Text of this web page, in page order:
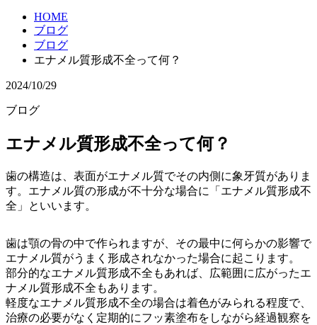
HOME
ブログ
ブログ
エナメル質形成不全って何？
2024/10/29
ブログ
エナメル質形成不全って何？
歯の構造は、表面がエナメル質でその内側に象牙質がありま
す。エナメル質の形成が不十分な場合に「エナメル質形成不
全」といいます。
歯は顎の骨の中で作られますが、その最中に何らかの影響で
エナメル質がうまく形成されなかった場合に起こります。
部分的なエナメル質形成不全もあれば、広範囲に広がったエ
ナメル質形成不全もあります。
軽度なエナメル質形成不全の場合は着色がみられる程度で、
治療の必要がなく定期的にフッ素塗布をしながら経過観察を